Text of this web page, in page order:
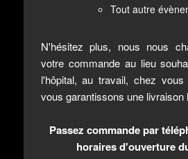
Tout autre
N'hésitez plus, nous nous
votre commande au lieu
l'hôpital, au travail, chez
vous garantissons une livraison
Passez commande par
horaires d'ouverture